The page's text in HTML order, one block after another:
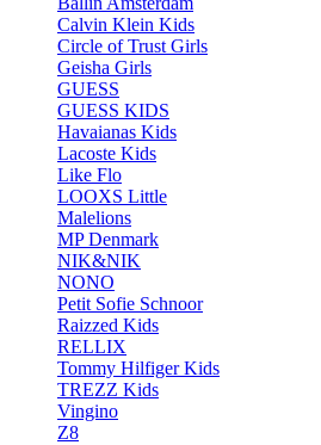
Calvin Klein Kids
Circle of Trust Girls
Geisha Girls
GUESS
GUESS KIDS
Havaianas Kids
Lacoste Kids
Like Flo
LOOXS Little
Malelions
MP Denmark
NIK&NIK
NONO
Petit Sofie Schnoor
Raizzed Kids
RELLIX
Tommy Hilfiger Kids
TREZZ Kids
Vingino
Z8